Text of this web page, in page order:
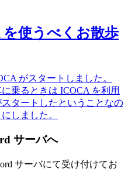
を使うべくお散歩
がスタートしました。
乗るときは ICOCA を利用
タートしたということなの
しました。
サーバへ
サーバにて受け付けてお